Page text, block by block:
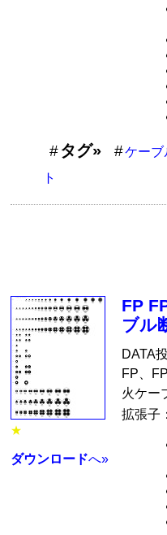
タグ» ケーブ
ト
★
ダウンロードへ»
FP
ブル
DATA
FP、
火ケー
拡張子：